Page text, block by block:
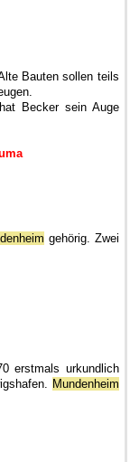
Bauten sollen teils
Becker sein Auge
gehörig. Zwei
erstmals urkundlich
Mundenheim